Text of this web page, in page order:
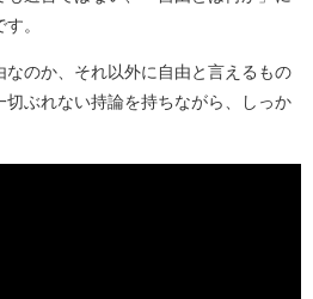
。
のか、それ以外に自由と言えるもの
ぶれない持論を持ちながら、しっか